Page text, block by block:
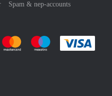
Spam & nep-accounts
rekent gemakkelijk af met Paypal
Je rekent gemakkelijk af met
Je rekent